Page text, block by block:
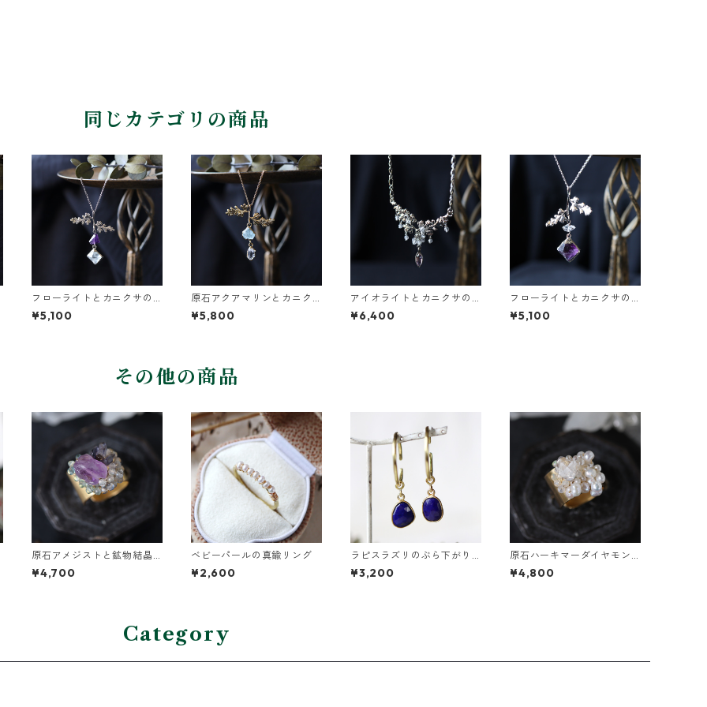
同じカテゴリの商品
フローライトとカニクサの
葉ネックレス
¥5,100
原石アクアマリンとカニク
サの葉ネックレス
¥5,800
アイオライトとカニクサの
葉の雫ネックレス
¥6,400
フローライトとカニクサの
葉ネックレス
¥5,100
その他の商品
原石アメジストと鉱物結晶
の真鍮幅広イヤーカフ
¥4,700
ベビーパールの真鍮リング
¥2,600
ラピスラズリのぶら下がり
真鍮イヤーカフ
¥3,200
原石ハーキマーダイヤモン
ドと鉱物結晶の真鍮幅広イ
ヤーカフ
¥4,800
Category